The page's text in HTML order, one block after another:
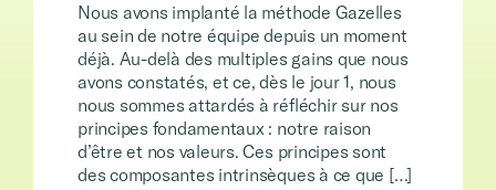
Nous avons implanté la méthode Gazelles
au sein de notre équipe depuis un moment
déjà. Au-delà des multiples gains que nous
avons constatés, et ce, dès le jour 1, nous
nous sommes attardés à réfléchir sur nos
principes fondamentaux : notre raison
d’être et nos valeurs. Ces principes sont
des composantes intrinsèques à ce que […]